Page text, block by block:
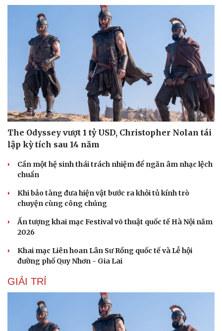
The Odyssey vượt 1 tỷ USD, Christopher Nolan tái
lập kỳ tích sau 14 năm
Cần một hệ sinh thái trách nhiệm để ngăn âm nhạc lệch
chuẩn
Khi bảo tàng đưa hiện vật bước ra khỏi tủ kính trò
chuyện cùng công chúng
Ấn tượng khai mạc Festival võ thuật quốc tế Hà Nội năm
2026
Khai mạc Liên hoan Lân Sư Rồng quốc tế và Lễ hội
đường phố Quy Nhơn - Gia Lai
GIẢI TRÍ